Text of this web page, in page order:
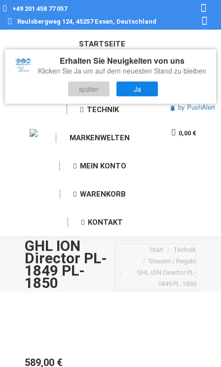
+49 201 458 77 057
Reulsbergweg 124, 45257 Essen, Deutschland
page
STARTSEITE
ALLES FÜR DAS
WASSER
TECHNIK
MARKENWELTEN
MEIN KONTO
WARENKORB
KONTAKT
0,00 €
GHL ION
Director PL-
1849 PL-
1850
Sie befinden sich hier:
Start
Technik
Steuern / Regeln
GHL ION Director PL-
1849 PL-1850
589,00 €
Erhalten Sie Neuigkeiten von uns
Klicken Sie Ja um auf dem neuesten Stand zu bleiben
später
Ja
by PushAlert